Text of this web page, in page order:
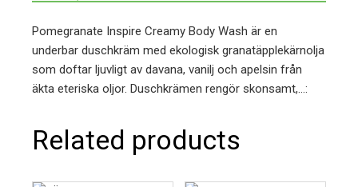
Pomegranate Inspire Creamy Body Wash är en
underbar duschkräm med ekologisk granatäpplekärnolja
som doftar ljuvligt av davana, vanilj och apelsin från
äkta eteriska oljor. Duschkrämen rengör skonsamt,…:
Related products